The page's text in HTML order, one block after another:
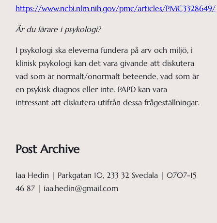
https://www.ncbi.nlm.nih.gov/pmc/articles/PMC3328649/
Är du lärare i psykologi?
I psykologi ska eleverna fundera på arv och miljö, i
klinisk psykologi kan det vara givande att diskutera
vad som är normalt/onormalt beteende, vad som är
en psykisk diagnos eller inte. PAPD kan vara
intressant att diskutera utifrån dessa frågeställningar.
Post Archive
Iaa Hedin | Parkgatan 10, 233 32 Svedala | 0707-15
46 87 | iaa.hedin@gmail.com